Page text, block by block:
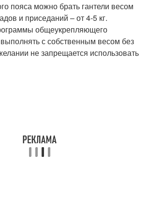
пояса можно брать гантели весом
и приседаний – от 4-5 кг.
общеукрепляющего
с собственным весом без
не запрещается использовать